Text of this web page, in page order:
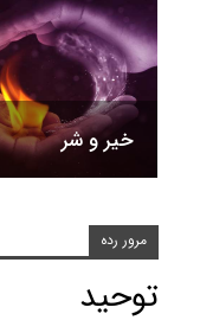
خیر و شر
مرور رده
توحید